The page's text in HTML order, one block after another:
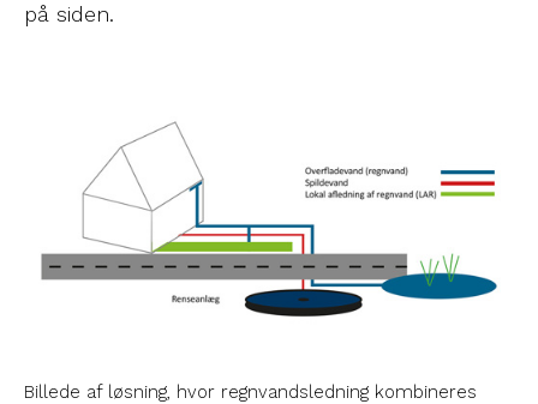
på siden.
Billede af løsning, hvor regnvandsledning kombineres